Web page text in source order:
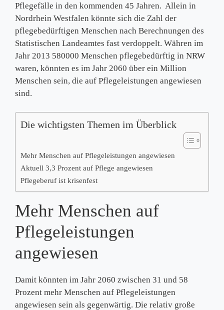
Pflegefälle in den kommenden 45 Jahren. Allein in
Nordrhein Westfalen könnte sich die Zahl der
pflegebedürftigen Menschen nach Berechnungen des
Statistischen Landeamtes fast verdoppelt. Währen im
Jahr 2013 580000 Menschen pflegebedürftig in NRW
waren, könnten es im Jahr 2060 über ein Million
Menschen sein, die auf Pflegeleistungen angewiesen
sind.
Die wichtigsten Themen im Überblick
Mehr Menschen auf Pflegeleistungen angewiesen
Aktuell 3,3 Prozent auf Pflege angewiesen
Pflegeberuf ist krisenfest
Mehr Menschen auf
Pflegeleistungen
angewiesen
Damit könnten im Jahr 2060 zwischen 31 und 58
Prozent mehr Menschen auf Pflegeleistungen
angewiesen sein als gegenwärtig. Die relativ große